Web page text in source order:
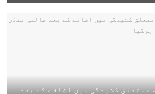
متعلق کشیدگی میں اضافے کے بعد